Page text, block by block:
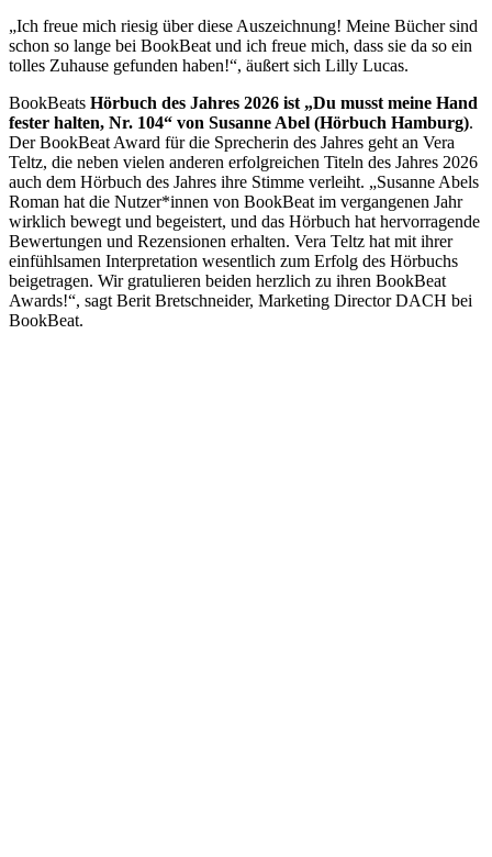
„Ich freue mich riesig über diese Auszeichnung! Meine Bücher sind
schon so lange bei BookBeat und ich freue mich, dass sie da so ein
tolles Zuhause gefunden haben!“, äußert sich Lilly Lucas.
BookBeats Hörbuch des Jahres 2026 ist „Du musst meine Hand
fester halten, Nr. 104“ von Susanne Abel (Hörbuch Hamburg).
Der BookBeat Award für die Sprecherin des Jahres geht an Vera
Teltz, die neben vielen anderen erfolgreichen Titeln des Jahres 2026
auch dem Hörbuch des Jahres ihre Stimme verleiht. „Susanne Abels
Roman hat die Nutzer*innen von BookBeat im vergangenen Jahr
wirklich bewegt und begeistert, und das Hörbuch hat hervorragende
Bewertungen und Rezensionen erhalten. Vera Teltz hat mit ihrer
einfühlsamen Interpretation wesentlich zum Erfolg des Hörbuchs
beigetragen. Wir gratulieren beiden herzlich zu ihren BookBeat
Awards!“, sagt Berit Bretschneider, Marketing Director DACH bei
BookBeat.